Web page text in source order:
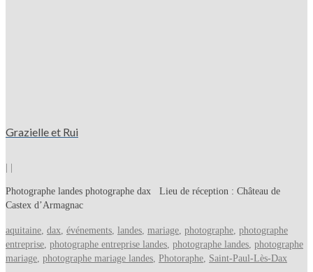
Grazielle et Rui
Photographe landes photographe dax Lieu de réception : Château de
Castex d’Armagnac
aquitaine, dax, événements, landes, mariage, photographe, photographe
entreprise, photographe entreprise landes, photographe landes, photographe
mariage, photographe mariage landes, Photoraphe, Saint-Paul-Lès-Dax